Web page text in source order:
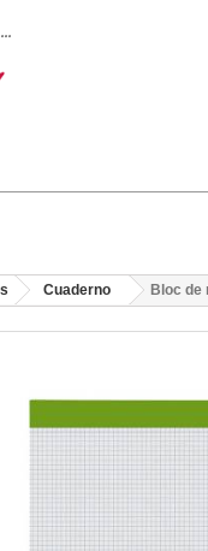
Cuaderno Bloc de